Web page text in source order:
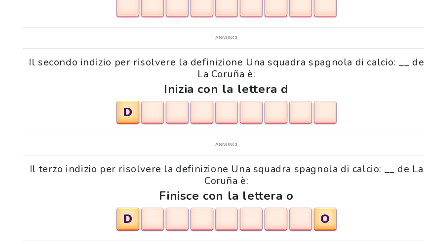
ANNUNCI
Il secondo indizio per risolvere la definizione Una squadra spagnola di calcio: __ de
La Coruña è:
Inizia con la lettera d
D
ANNUNCI
Il terzo indizio per risolvere la definizione Una squadra spagnola di calcio: __ de La
Coruña è:
Finisce con la lettera o
D
O